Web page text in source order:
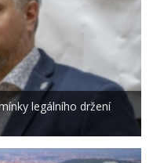
legálního držení